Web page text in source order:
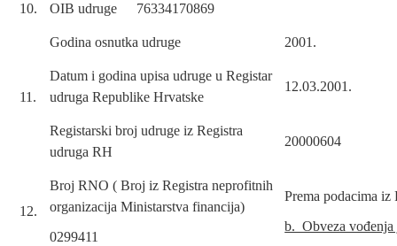
10. OIB udruge 76334170869
11.
Godina osnutka udruge 2001.
Datum i godina upisa udruge u Registar
udruga Republike Hrvatske
12.03.2001.
Registarski broj udruge iz Registra
udruga RH
20000604
12.
Broj RNO ( Broj iz Registra neprofitnih
organizacija Ministarstva financija)
0299411
Prema podacima iz
b. Obveza vođenja